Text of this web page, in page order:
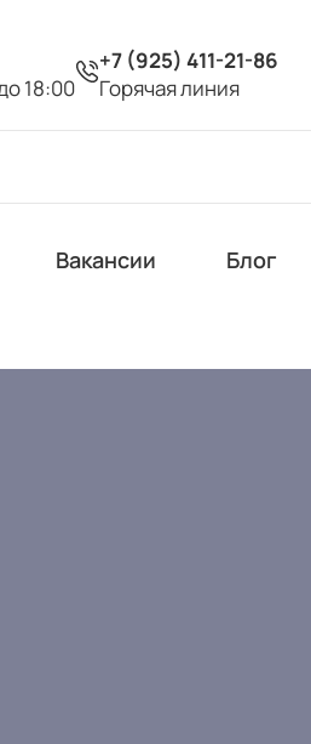
18:00
+7 (925) 411-21-86
Горячая линия
Вакансии Блог